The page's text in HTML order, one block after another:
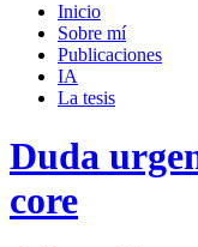
campo
búsqueda
Inicio
Sobre mí­
Publicaciones
IA
La tesis
Duda
core